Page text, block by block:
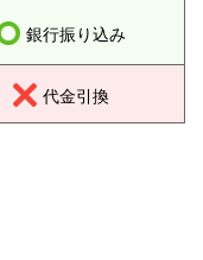
銀行振り込み
代金引換